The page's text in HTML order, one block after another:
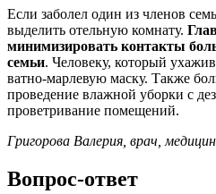
Если заболел один из членов
выделить отельную комнату.
минимизировать контакты
семьи. Человеку, который
ватно-марлевую маску. Также
проведение влажной уборки с
проветривание помещений.
Григорова Валерия, врач,
Вопрос-ответ